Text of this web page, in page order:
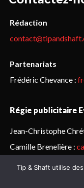
Rédaction
Partenariats
Frédéric Chevance :
Régie publicitaire
Jean-Christophe
Camille Brenelière :
© Sailorz 2015-2025.
Tip & Shaft utilise